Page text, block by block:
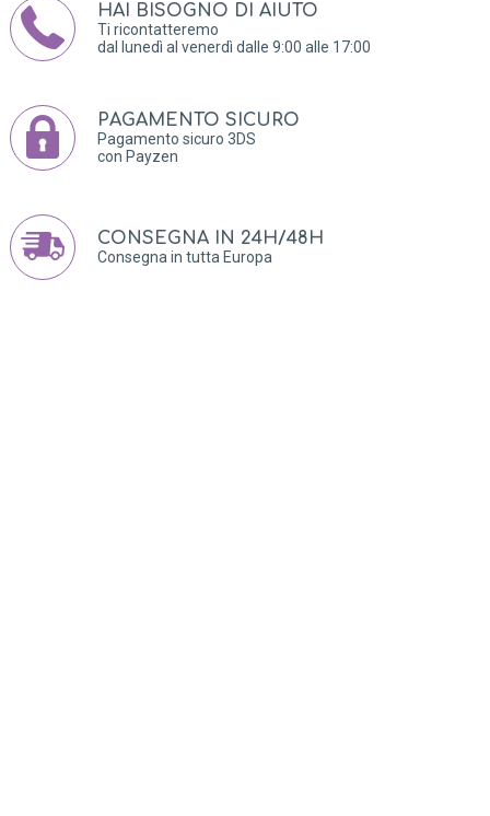
HAI BISOGNO DI AIUTO
Ti ricontatteremo
dal lunedì al venerdì dalle 9:00 alle 17:00
PAGAMENTO SICURO
Pagamento sicuro 3DS
con Payzen
CONSEGNA IN 24H/48H
Consegna in tutta Europa